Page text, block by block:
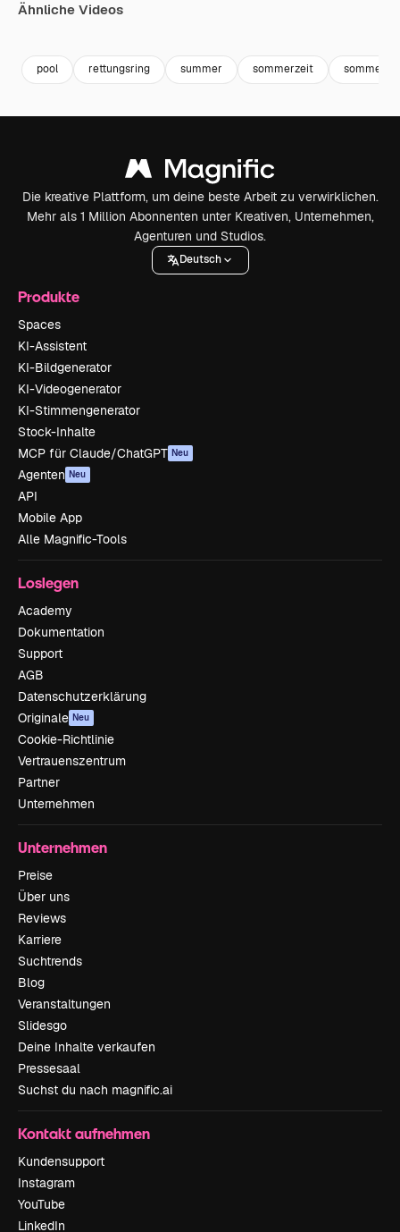
Ähnliche Videos
pool rettungsring summer sommerzeit sommer
Die kreative Plattform, um deine beste Arbeit zu verwirklichen.
Mehr als 1 Million Abonnenten unter Kreativen, Unternehmen,
Agenturen und Studios.
Deutsch
Produkte
Spaces
KI-Assistent
KI-Bildgenerator
KI-Videogenerator
KI-Stimmengenerator
Stock-Inhalte
MCP für Claude/ChatGPT Neu
Agenten Neu
API
Mobile App
Alle Magnific-Tools
Loslegen
Academy
Dokumentation
Support
AGB
Datenschutzerklärung
Originale Neu
Cookie-Richtlinie
Vertrauenszentrum
Partner
Unternehmen
Unternehmen
Preise
Über uns
Reviews
Karriere
Suchtrends
Blog
Veranstaltungen
Slidesgo
Deine Inhalte verkaufen
Pressesaal
Suchst du nach magnific.ai
Kontakt aufnehmen
Kundensupport
Instagram
YouTube
LinkedIn